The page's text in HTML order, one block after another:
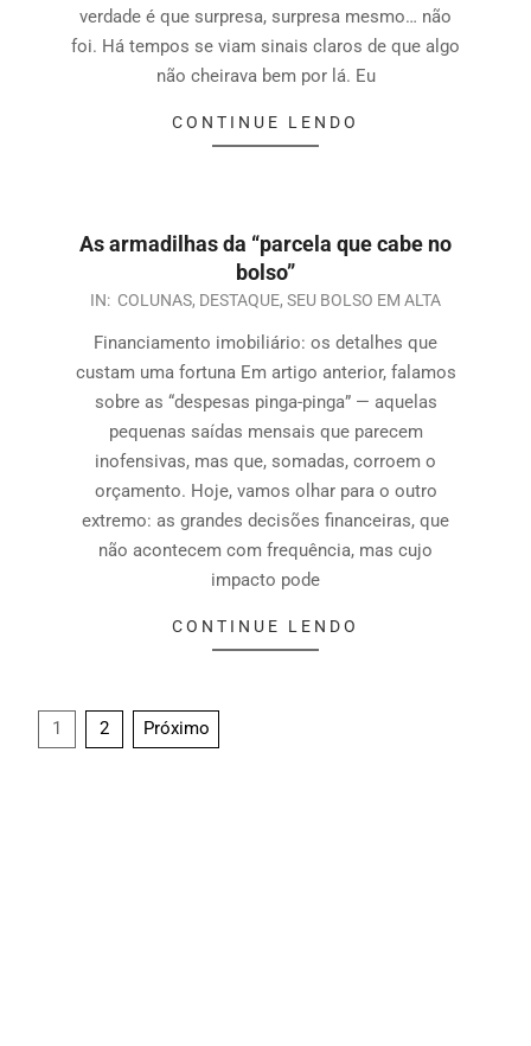
verdade é que surpresa, surpresa mesmo… não
foi. Há tempos se viam sinais claros de que algo
não cheirava bem por lá. Eu
CONTINUE LENDO
As armadilhas da “parcela que cabe no
bolso”
IN: COLUNAS, DESTAQUE, SEU BOLSO EM ALTA
Financiamento imobiliário: os detalhes que
custam uma fortuna Em artigo anterior, falamos
sobre as “despesas pinga-pinga” — aquelas
pequenas saídas mensais que parecem
inofensivas, mas que, somadas, corroem o
orçamento. Hoje, vamos olhar para o outro
extremo: as grandes decisões financeiras, que
não acontecem com frequência, mas cujo
impacto pode
CONTINUE LENDO
1 2 Próximo